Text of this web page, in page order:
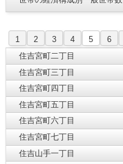
1 2 3 4 5 6
住吉宮町二丁目
住吉宮町三丁目
住吉宮町四丁目
住吉宮町五丁目
住吉宮町六丁目
住吉宮町七丁目
住吉山手一丁目